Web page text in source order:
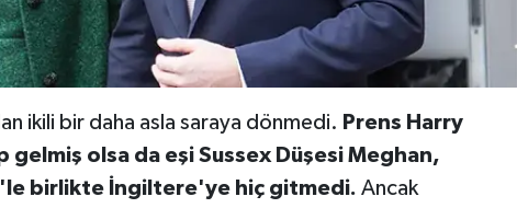
ikili bir daha asla saraya dönmedi. Prens Harry
olsa da eşi Sussex Düşesi Meghan,
birlikte İngiltere'ye hiç gitmedi. Ancak